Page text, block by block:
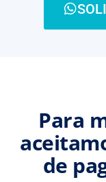
Para
de